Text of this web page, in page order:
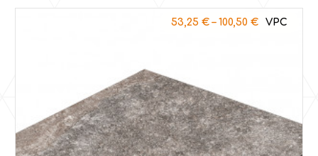
53,25 €– 100,50 €